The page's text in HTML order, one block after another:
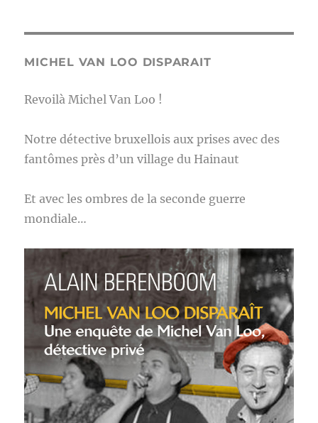
MICHEL VAN LOO DISPARAIT
Revoilà Michel Van Loo !
Notre détective bruxellois aux prises avec des
fantômes près d’un village du Hainaut
Et avec les ombres de la seconde guerre
mondiale…